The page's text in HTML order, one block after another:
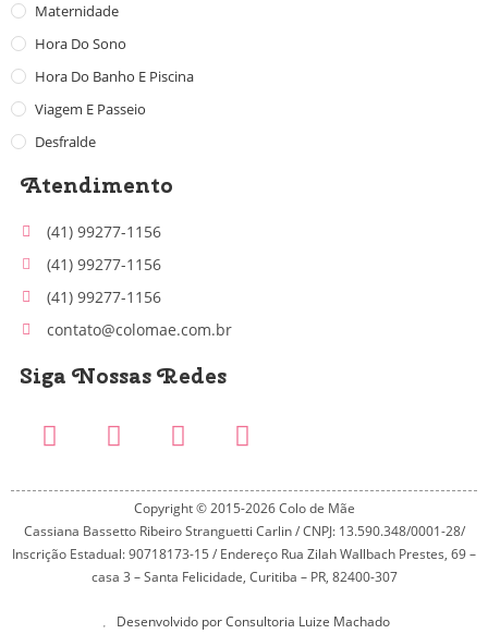
Maternidade
Hora Do Sono
Hora Do Banho E Piscina
Viagem E Passeio
Desfralde
Atendimento
(41) 99277-1156
(41) 99277-1156
(41) 99277-1156
contato@colomae.com.br
Siga Nossas Redes
Copyright © 2015-2026 Colo de Mãe
Cassiana Bassetto Ribeiro Stranguetti Carlin / CNPJ: 13.590.348/0001-28/
Inscrição Estadual: 90718173-15 / Endereço Rua Zilah Wallbach Prestes, 69 –
casa 3 – Santa Felicidade, Curitiba – PR, 82400-307
Desenvolvido por Consultoria Luize Machado